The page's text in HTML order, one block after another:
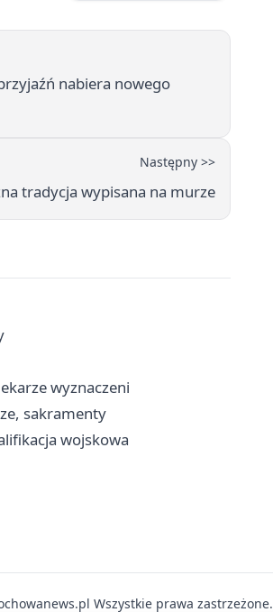
nabiera nowego
Następny >>
tradycja wypisana na murze
wyznaczeni
sakramenty
wojskowa
Wszystkie prawa zastrzeżone.